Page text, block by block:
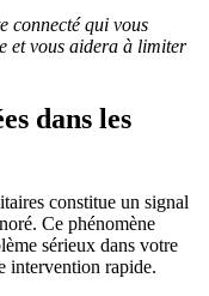
connecté qui vous
et vous aidera à limiter
dans les
constitue un signal
Ce phénomène
sérieux dans votre
intervention rapide.